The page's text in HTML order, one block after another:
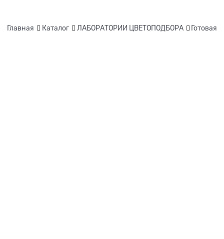
Главная Каталог ЛАБОРАТОРИИ ЦВЕТОПОДБОРА Готовая